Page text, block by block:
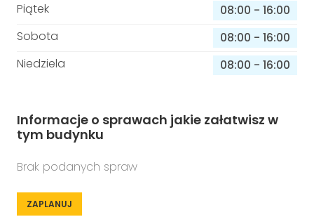
Piątek
08:00 - 16:00
Sobota
08:00 - 16:00
Niedziela
08:00 - 16:00
Informacje o sprawach jakie załatwisz w
tym budynku
Brak podanych spraw
ZAPLANUJ